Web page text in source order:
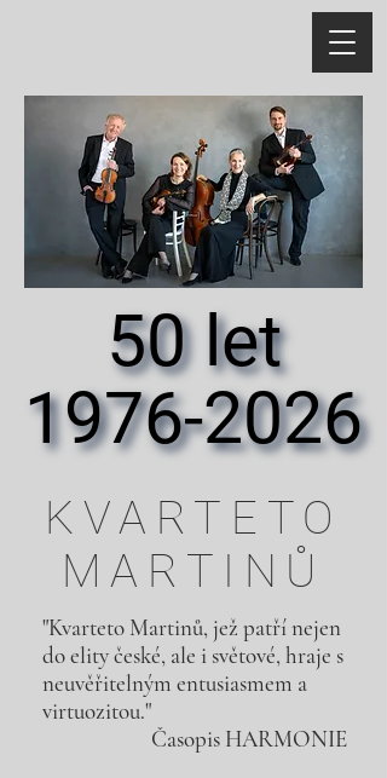
50 let
1976-2026
50 let
1976-2026
KVARTETO
MARTINŮ
"Kvarteto Martinů, jež patří nejen
do elity české, ale i světové, hraje s
neuvěřitelným entusiasmem a
virtuozitou."
Časopis HARMONIE